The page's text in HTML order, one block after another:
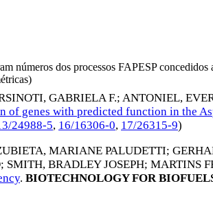
números dos processos FAPESP concedidos
GABRIELA F.; ANTONIEL,
genes with predicted function in the
24988-5, 16/16306-0, 17/26315-9)
MARIANE PALUDETTI;
; SMITH, BRADLEY JOSEPH; MARTINS
. BIOTECHNOLOGY FOR